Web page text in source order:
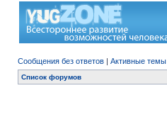
Сообщения без ответов | Активные темы
Список форумов